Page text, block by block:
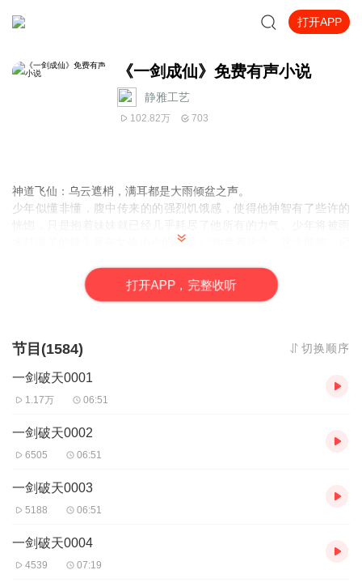
打开APP
《一剑成仙》免费有声小说
静雅工艺
102.82万 703
神道飞仙：乌云遮梢，满耳都是大雨倾盆之声。
少年似懂非懂，腹中传来的的强烈饥饿感，使得他神智有了些许的
水打湿了的馒头塞在女孩小小的手里：“你拿着这个，这个能吃，记
吃的...”这是一个残梦，每当夏沐意识沉眠之时，便会浮现，似乎在
提醒着他，记忆深处不被允许遗忘的某些事，变或是某些人。
“这里还是地球么？”夏沐有些怀疑，他攀爬上一棵古树，站在最顶端
向远方眺望。
数万里外，一只翼展数百丈的鲲鹏扶摇直上，背负着一行人向大荒
行来。为首者是一个风姿绰约的美丽女子，肌肤雪白，妍丽动人，
如黑夜星空般光泽耀人，似九天玄女下凡尘。
传闻南荒外围有一头霸主级凶兽，体内流淌有部分太古龟龙的血
脉，它的实力非同小可，成年的太古凶兽后裔，本就是罕见而强大
的生灵，绝大多数都能跨入霸主级行列，能不招惹自然要尽力避
开、
打开APP，完整收听
节目(1584) 切换顺序
一剑破天0001
1.17万 06:51
一剑破天0002
6505 06:51
一剑破天0003
5188 06:51
一剑破天0004
4539 07:19